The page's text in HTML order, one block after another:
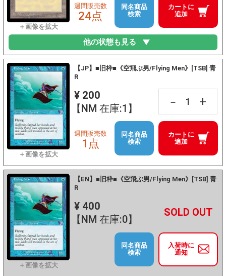
カートに
追加
週間販売数
24点
同名商品
検索
他の状態も見る
【JP】■旧枠■《空飛ぶ男/Flying Men》[TSB] 青
R
¥ 200
【NM 在庫:1】
－ +
カートに
追加
週間販売数
1点
同名商品
検索
【EN】■旧枠■《空飛ぶ男/Flying Men》[TSB] 青
R
¥ 400
【NM 在庫:0】
－ +
入荷時に
通知
同名商品
検索